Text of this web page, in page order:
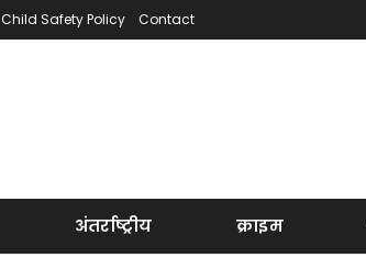
Child Safety Policy Contact
अंतर्राष्ट्रीय क्राइम